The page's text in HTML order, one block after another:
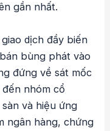
gần nhất.
dịch đầy biến
bùng phát vào
đứng về sát mốc
nhóm cổ
và hiệu ứng
ngân hàng, chứng